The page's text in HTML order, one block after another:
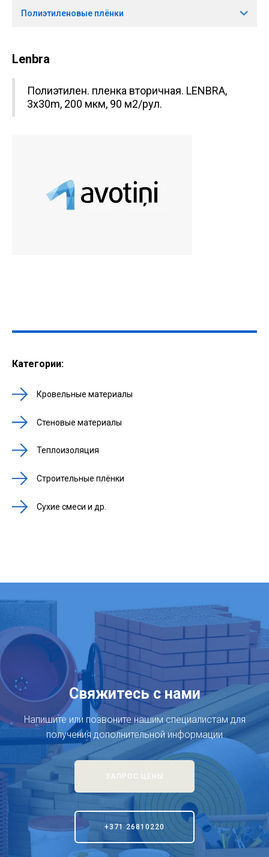
Категории:
Кровельные материалы
Стеновые материалы
Теплоизоляция
Строительные плёнки
Сухие смеси и др.
Полиэтиленовые плёнки
Lenbra
Полиэтилен. пленка вторичная. LENBRA,
3x30m, 200 мкм, 90 м2/рул.
Свяжитесь с нами
Напишите или позвоните нашим специалистам для
получения дополнительной информации
ЗАПРОС ЦЕНЫ
+371 26810220